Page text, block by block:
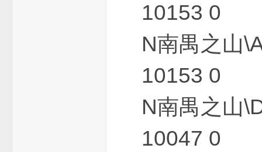
10153 0
N南禺之
10153 0
N南禺之
10047 0